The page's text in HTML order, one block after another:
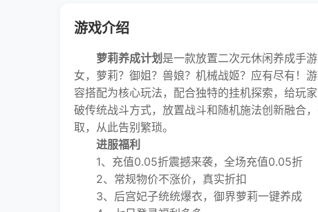
游戏介绍
萝莉养成计划 是一款放置二次元休闲养成手
女，萝莉？御姐？兽娘？机械战姬？应有尽有！
容搭配为核心玩法，配合独特的挂机探索，给玩
破传统战斗方式，放置战斗和随机施法创新融合
取，从此告别繁琐。
进服福利
1、充值0.05折震撼来袭，全场充值0.05折
2、常规物价不涨价，真实折扣
3、后宫妃子统统爆衣，御界萝莉一键养成